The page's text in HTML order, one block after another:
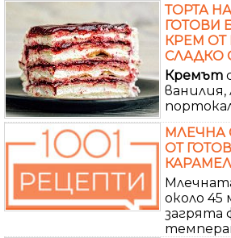
ТОРТА
ГОТОВИ
КРЕМ ОТ
СЛАДКО
Кремът
ванилия,
МЛЕЧНА
ОТ
КАРАМЕЛ
около
загрята